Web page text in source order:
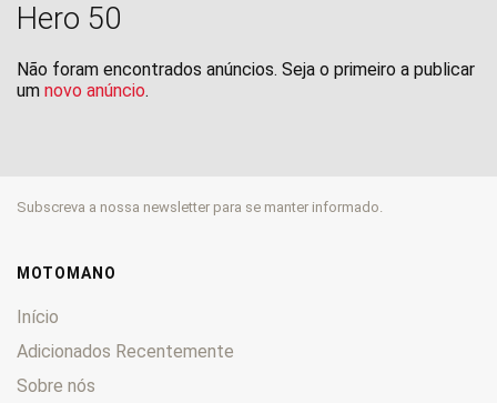
Hero 50
Não foram encontrados anúncios. Seja o primeiro a publicar
um novo anúncio.
Subscreva a nossa newsletter para se manter informado.
MOTOMANO
Início
Adicionados Recentemente
Sobre nós